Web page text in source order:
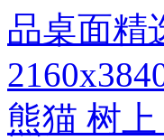
熊猫 树